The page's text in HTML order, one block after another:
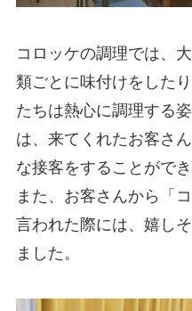
コロッケの調理では、
類ごとに味付けをした
たちは熱心に調理する
は、来てくれたお客さ
な接客をすることができ
また、お客さんから「
言われた際には、嬉し
ました。